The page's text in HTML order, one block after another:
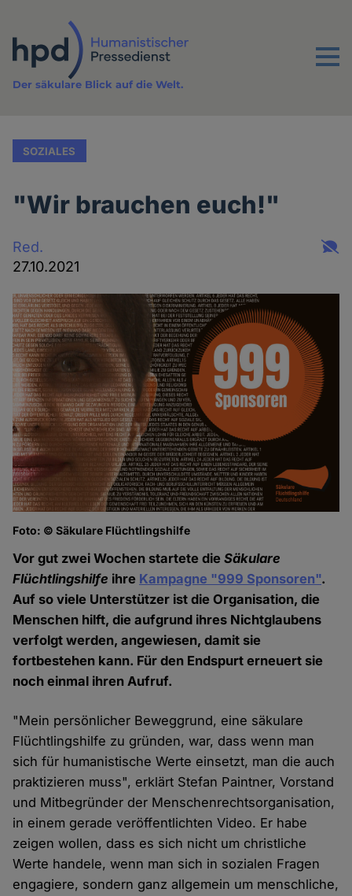
Inhalt
Menu
Der säkulare Blick auf die Welt.
SOZIALES
"Wir brauchen euch!"
Red.
27.10.2021
Foto: © Säkulare Flüchtlingshilfe
Vor gut zwei Wochen startete dieSäkulare
Flüchtlingshilfe ihre Kampagne "999 Sponsoren".
Auf so viele Unterstützer ist die Organisation, die
Menschen hilft, die aufgrund ihres Nichtglaubens
verfolgt werden, angewiesen, damit sie
fortbestehen kann. Für den Endspurt erneuert sie
noch einmal ihren Aufruf.
"Mein persönlicher Beweggrund, eine säkulare
Flüchtlingshilfe zu gründen, war, dass wenn man
sich für humanistische Werte einsetzt, man die auch
praktizieren muss", erklärt Stefan Paintner, Vorstand
und Mitbegründer der Menschenrechtsorganisation,
in einem gerade veröffentlichten Video. Er habe
zeigen wollen, dass es sich nicht um christliche
Werte handele, wenn man sich in sozialen Fragen
engagiere, sondern ganz allgemein um menschliche,